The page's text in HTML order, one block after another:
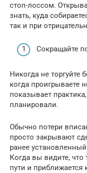
стоп-лоссом.
знать, куда
так и при
Сокращайте
Никогда не торгуйте
когда проигрываете
показывает
планировали.
Обычно потери
просто закрывают
ранее
Когда вы видите,
пути и приближается